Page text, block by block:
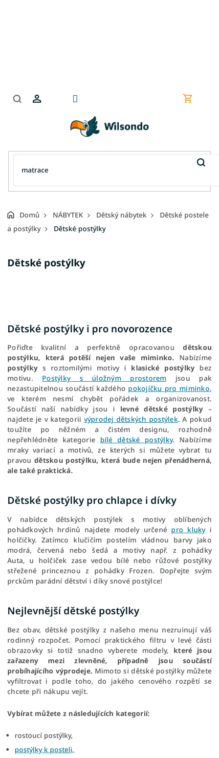
Nákupní
Domů NÁBYTEK Dětský nábytek
Dětské postele
a postýlky
Dětské postýlky
Dětské postýlky
Dětské postýlky i pro novorozence
Pořiďte kvalitní a perfektně opracovanoudětskou
postýlku, která potěší nejen vaše miminko. Nabízíme
postýlky s roztomilými motivy i klasické postýlky bez
motivu. Postýlky s úložným prostorem jsou pak
nezastupitelnou součástí každého pokojíčku pro miminko,
ve kterém nesmí chybět pořádek a organizovanost.
Součástí naší nabídky jsou i levné dětské postýlky –
najdete je v kategorii výprodej dětských postýlek. A pokud
toužíte po něžném a čistém designu, rozhodně
nepřehlédněte kategorie bílé dětské postýlky. Nabízíme
mraky variací a motivů, ze kterých si můžete vybrat tu
pravou dětskou postýlku, která bude nejen přenádherná,
ale také praktická.
Dětské postýlky pro chlapce i dívky
V nabídce dětských postýlek s motivy oblíbených
pohádkových hrdinů najdete modely určené pro klukyi
holčičky. Zatímco klučičím postelím vládnou barvy jako
modrá, červená nebo šedá a motivy např. z pohádky
Auta, u holčiček zase vedou bílé nebo růžové postýlky
střežené princeznou z pohádky Frozen. Dopřejte svým
prckům parádní dětství i díky snové postýlce!
Nejlevnější dětské postýlky
Bez obav, dětské postýlky z našeho menu nezruinují váš
rodinný rozpočet. Pomocí praktického filtru v levé části
obrazovky si totiž snadno vyberete modely, které jsou
zařazeny mezi zlevněné, případně jsou součástí
probíhajícího výprodeje. Mimoto si dětské postýlky můžete
vyfiltrovat i podle toho, do jakého cenového rozpětí se
chcete při nákupu vejít.
Vybírat můžete z následujících kategorií:
rostoucí postýlky,
postýlky k posteli,